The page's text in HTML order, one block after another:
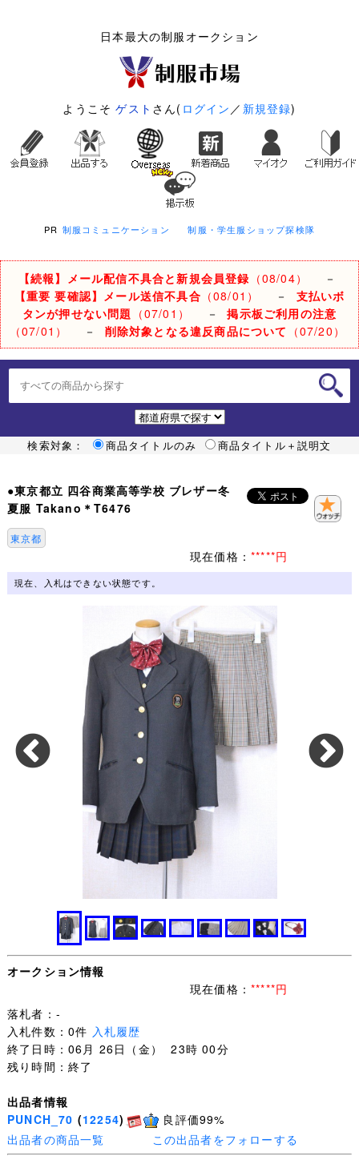
日本最大の制服オークション
ようこそゲスト さん( ログイン ／ 新規登録)
PR 制服コミュニケーション 制服・学生服ショップ探検隊
【続報】メール配信不具合と新規会員登録 （08/04）
－
【重要 要確認】メール送信不具合 （08/01） － 支払いボ
タンが押せない問題 （07/01） －掲示板ご利用の注意
（07/01）
－ 削除対象となる違反商品について （07/20）
検索対象： 商品タイトルのみ 商品タイトル＋説明文
●東京都立 四谷商業高等学校 ブレザー冬
夏服 Takano＊T6476
東京都
現在価格： *****円
現在、入札はできない状態です。
オークション情報
現在価格： *****円
落札者：-
入札件数：0件 入札履歴
終了日時：06月 26日（金） 23時 00分
残り時間：終了
出品者情報
PUNCH_70 (12254)
良評価99%
出品者の商品一覧
この出品者をフォローする